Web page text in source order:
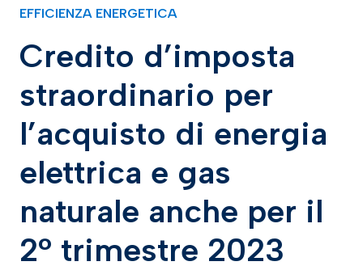
EFFICIENZA ENERGETICA
Credito d’imposta
straordinario per
l’acquisto di energia
elettrica e gas
naturale anche per il
2° trimestre 2023